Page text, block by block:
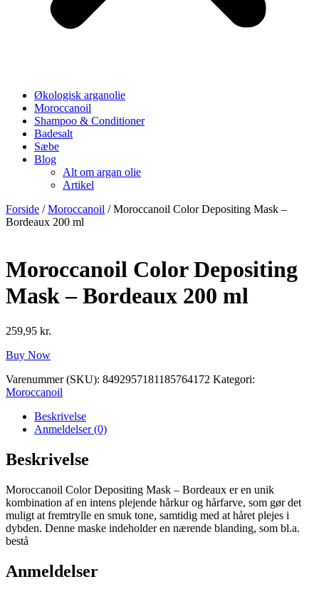
Økologisk arganolie
Moroccanoil
Shampoo & Conditioner
Badesalt
Sæbe
Blog
Alt om argan olie
Artikel
Forside /Moroccanoil / Moroccanoil Color Depositing Mask –
Bordeaux 200 ml
Moroccanoil Color Depositing
Mask – Bordeaux 200 ml
259,95 kr.
Buy Now
Varenummer (SKU): 8492957181185764172 Kategori:
Moroccanoil
Beskrivelse
Anmeldelser (0)
Beskrivelse
Moroccanoil Color Depositing Mask – Bordeaux er en unik
kombination af en intens plejende hårkur og hårfarve, som gør det
muligt at fremtrylle en smuk tone, samtidig med at håret plejes i
dybden. Denne maske indeholder en nærende blanding, som bl.a.
bestå
Anmeldelser